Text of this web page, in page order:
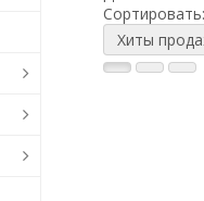
Сортировать:
Хиты